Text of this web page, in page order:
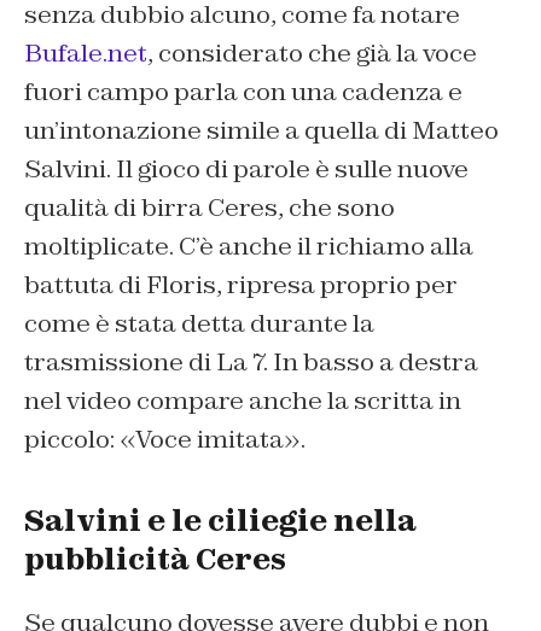
senza dubbio alcuno, come fa notare
Bufale.net, considerato che già la voce
fuori campo parla con una cadenza e
un’intonazione simile a quella di Matteo
Salvini. Il gioco di parole è sulle nuove
qualità di birra Ceres, che sono
moltiplicate. C’è anche il richiamo alla
battuta di Floris, ripresa proprio per
come è stata detta durante la
trasmissione di La 7. In basso a destra
nel video compare anche la scritta in
piccolo: «Voce imitata».
Salvini e le ciliegie nella
pubblicità Ceres
Se qualcuno dovesse avere dubbi e non